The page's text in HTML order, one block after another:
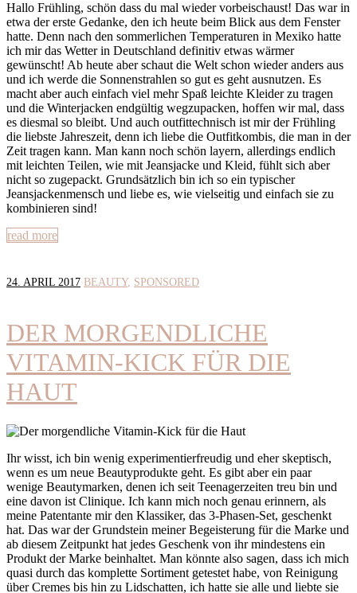
Hallo Frühling, schön dass du mal wieder vorbeischaust! Das war in
etwa der erste Gedanke, den ich heute beim Blick aus dem Fenster
hatte. Denn nach den sommerlichen Temperaturen in Mexiko hatte
ich mir das Wetter in Deutschland definitiv etwas wärmer
gewünscht! Ab heute aber schaut die Welt schon wieder anders aus
und ich werde die Sonnenstrahlen so gut es geht ausnutzen. Es
macht aber auch einfach viel mehr Spaß leichte Kleider zu tragen
und die Winterjacken endgültig wegzupacken, hoffen wir mal, dass
es diesmal so bleibt. Und auch outfittechnisch ist mir der Frühling
die liebste Jahreszeit, denn ich liebe die Outfitkombis, die man in der
Zeit tragen kann. Man kann noch schön layern, allerdings endlich
mit leichten Teilen, wie mit Jeansjacke und Kleid, fühlt sich aber
nicht so zugepackt. Grundsätzlich bin ich so ein typischer
Jeansjackenmensch und liebe es, wie vielseitig und einfach sie zu
kombinieren sind!
read more
24. APRIL 2017 BEAUTY SPONSORED
DER MORGENDLICHE
VITAMIN-KICK FÜR DIE
HAUT
Ihr wisst, ich bin wenig experimentierfreudig und eher skeptisch,
wenn es um neue Beautyprodukte geht. Es gibt aber ein paar
wenige Beautymarken, denen ich seit Teenagerzeiten treu bin und
eine davon ist Clinique. Ich kann mich noch genau erinnern, als
meine Patentante mir den Klassiker, das 3-Phasen-Set, geschenkt
hat. Das war der Grundstein meiner Begeisterung für die Marke und
ab diesem Zeitpunkt hat jedes Geschenk von ihr mindestens ein
Produkt der Marke beinhaltet. Man könnte also sagen, dass ich mich
quasi durch das komplette Sortiment getestet habe, von Reinigung
über Cremes bis hin zu Lidschatten, ich hatte sie alle und liebte sie